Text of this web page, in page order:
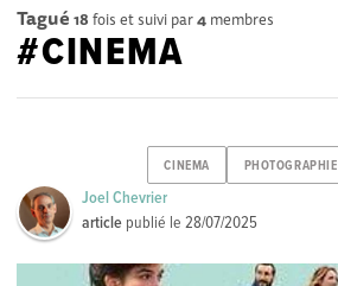
Tagué 18 fois et suivi par4 membres
#CINEMA
CINEMA PHOTOGRAPHIE
Joel Chevrier
article publié le28/07/2025